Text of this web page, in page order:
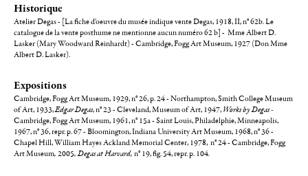
Historique
Atelier Degas - [La fiche d'oeuvre du musée indique vente Degas, 1918, II, n° 62b. Le
catalogue de la vente posthume ne mentionne aucun numéro 62 b] - Mme Albert D.
Lasker (Mary Woodward Reinhardt) - Cambridge, Fogg Art Museum, 1927 (Don Mme
Albert D. Lasker).
Expositions
Cambridge, Fogg Art Museum, 1929, n° 26, p. 24 - Northampton, Smith College Museum
of Art, 1933,Edgar Degas, n° 23 - Cleveland, Museum of Art, 1947, Works by Degas -
Cambridge, Fogg Art Museum, 1961, n° 15a - Saint Louis, Philadelphie, Minneapolis,
1967, n° 36, repr. p. 67 - Bloomington, Indiana University Art Museum, 1968, n° 36 -
Chapel Hill, William Hayes Ackland Memorial Center, 1978, n° 24 - Cambridge, Fogg
Art Museum, 2005, Degas at Harvard, n° 19, fig. 54, repr. p. 104.